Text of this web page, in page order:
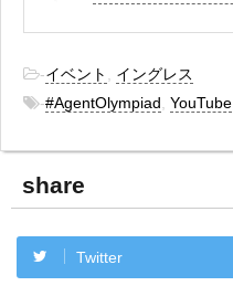
-イベント
イングレス
-#AgentOlympiad YouTube
share
Twitter